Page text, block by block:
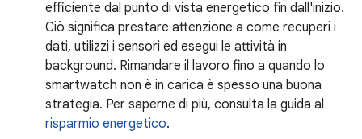
efficiente dal punto di vista energetico fin dall'inizio.
Ciò significa prestare attenzione a come recuperi i
dati, utilizzi i sensori ed esegui le attività in
background. Rimandare il lavoro fino a quando lo
smartwatch non è in carica è spesso una buona
strategia. Per saperne di più, consulta la guida al
risparmio energetico.